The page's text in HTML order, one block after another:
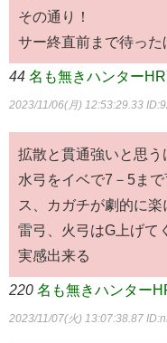
その通り！
サー終直前まで待った
44 名も無きハンター
2023/11/06(月) 12:53:29.33
拡散と貫通強いと思う
水弓をイベで7－5ま
ス、カガチが劇的に楽
雷弓、火弓はG上げて
実感出来る
220 名も無きハンター
2023/11/07(火) 13:07:38.87